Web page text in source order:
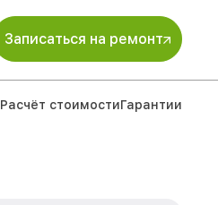
Записаться на ремонт
Расчёт стоимостиГарантии